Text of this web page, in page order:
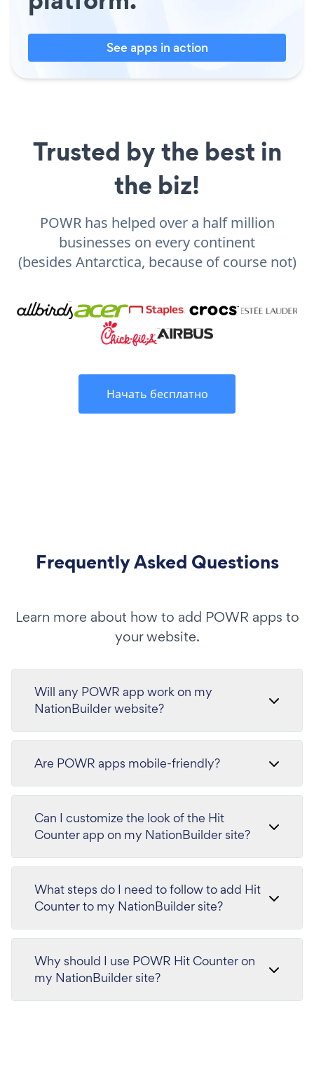
See apps in action
Trusted by the best in
the biz!
POWR has helped over a half million
businesses on every continent
(besides Antarctica, because of course not)
Начать бесплатно
Frequently Asked Questions
Learn more about how to add POWR apps to
your website.
Will any POWR app work on my
NationBuilder website?
Are POWR apps mobile-friendly?
Can I customize the look of the Hit
Counter app on my NationBuilder site?
What steps do I need to follow to add Hit
Counter to my NationBuilder site?
Why should I use POWR Hit Counter on
my NationBuilder site?